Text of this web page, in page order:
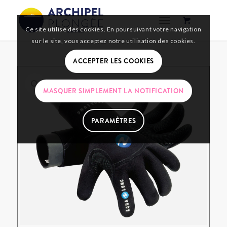
Ce site utilise des cookies. En poursuivant votre navigation
sur le site, vous acceptez notre utilisation des cookies.
ACCEPTER LES COOKIES
MASQUER SIMPLEMENT LA NOTIFICATION
PARAMÈTRES